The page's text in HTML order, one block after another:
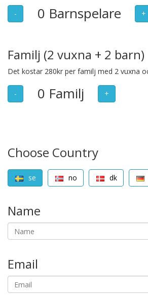
- 0 Barnspelare +
Familj (2 vuxna + 2 barn)
Det kostar 280kr per familj med 2 vuxna
- 0 Familj +
Choose Country
se no dk
Name
Email